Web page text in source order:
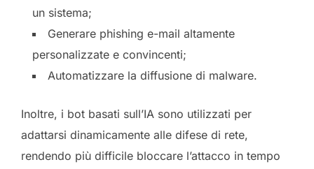
un sistema;
Generare phishing e-mail altamente
personalizzate e convincenti;
Automatizzare la diffusione di malware.
Inoltre, i bot basati sull’IA sono utilizzati per
adattarsi dinamicamente alle difese di rete,
rendendo più difficile bloccare l’attacco in tempo